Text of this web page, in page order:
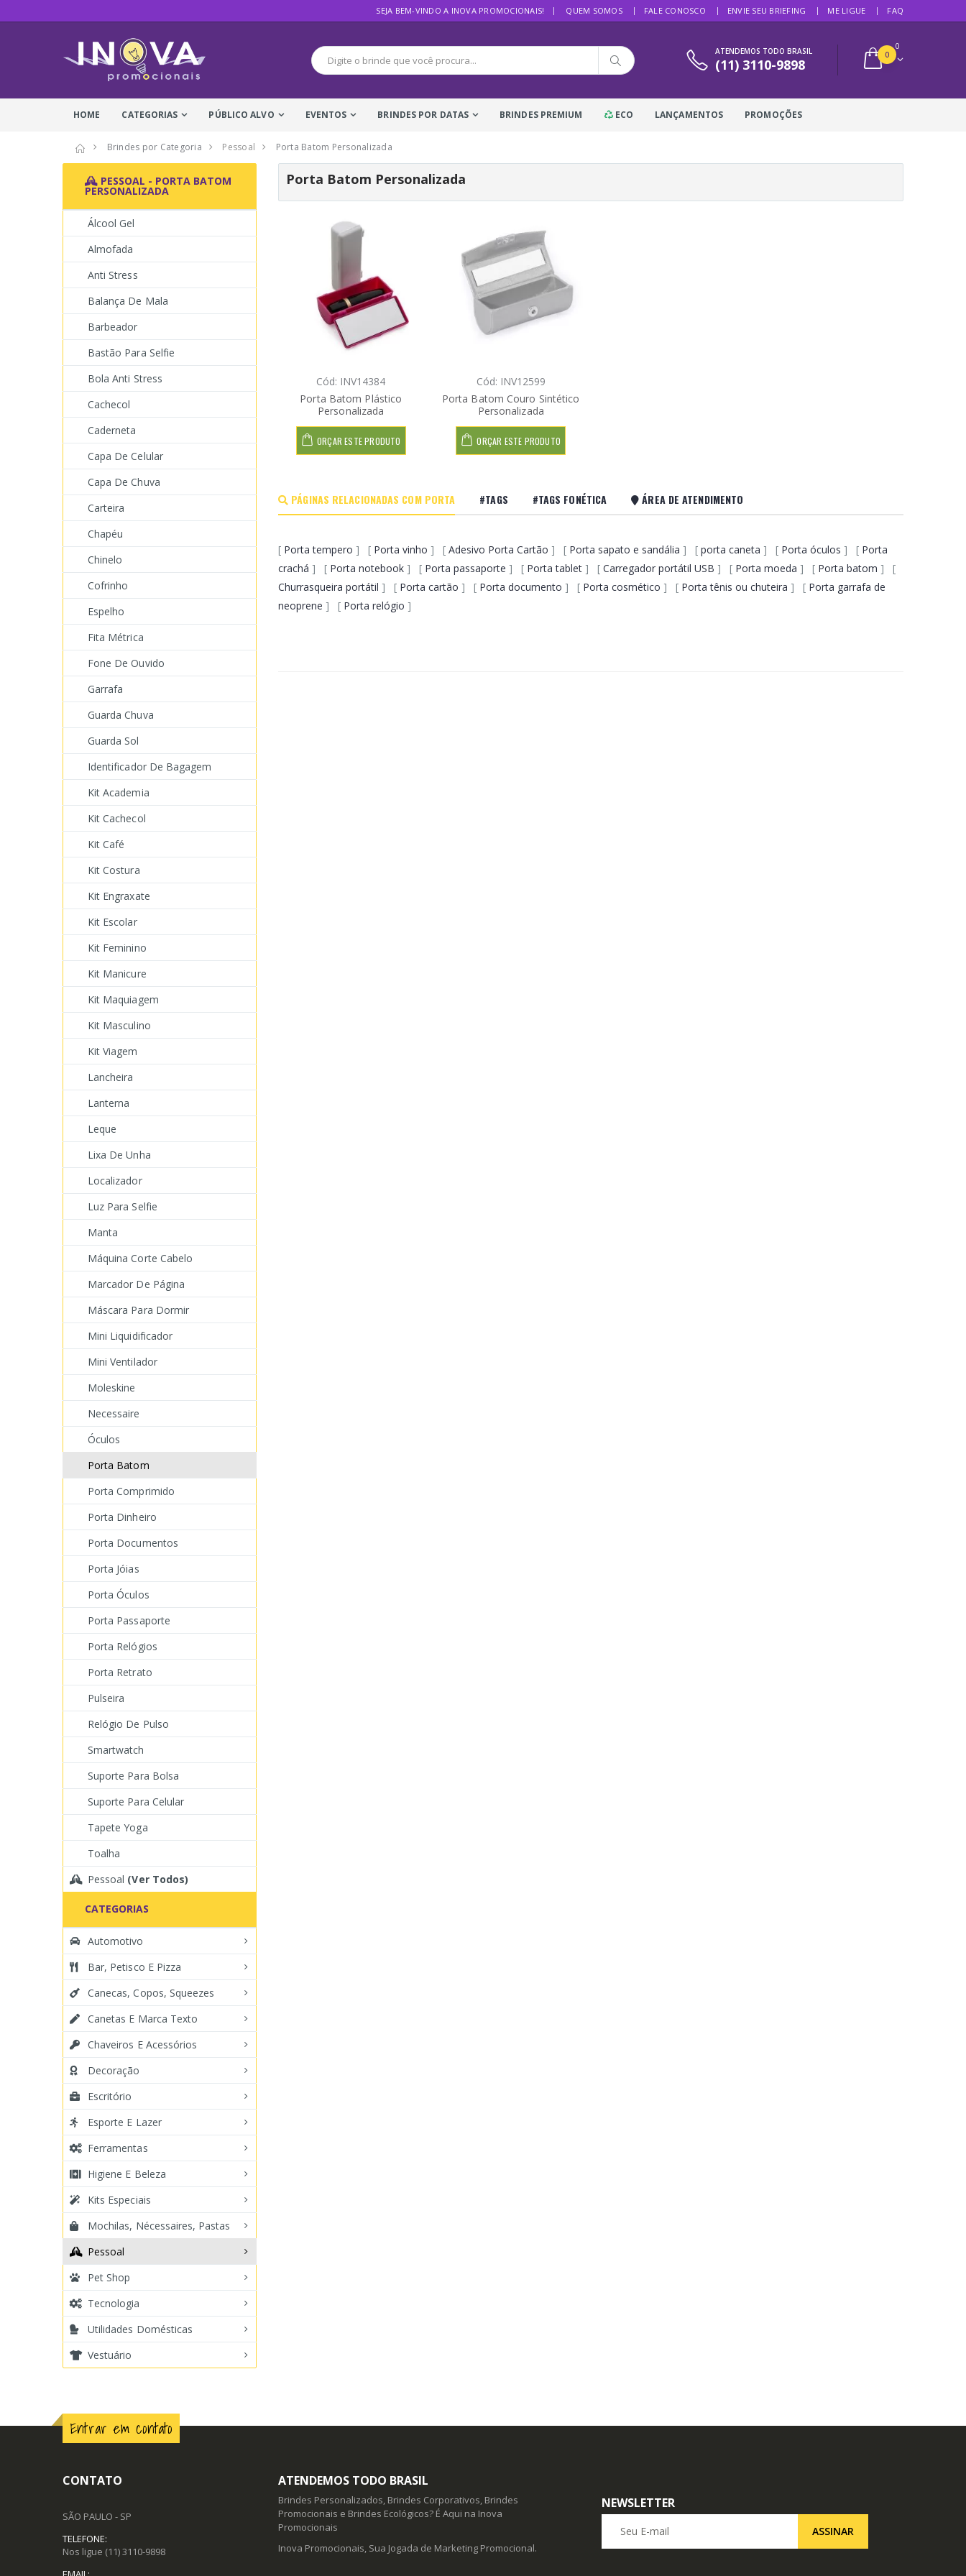
SEJA BEM-VINDO A INOVA PROMOCIONAIS! QUEM SOMOS FALE CONOSCO ENVIE SEU BRIEFING ME LIGUE FAQ
ATENDEMOS TODO BRASIL
(11) 3110-9898
0
0
HOME CATEGORIAS PÚBLICO ALVO EVENTOS BRINDES POR DATAS BRINDES PREMIUM ECO LANÇAMENTOS PROMOÇÕES
Brindes por Categoria Pessoal Porta Batom Personalizada
Porta Batom Personalizada
Cód: INV14384
Porta Batom Plástico
Personalizada
ORÇAR ESTE PRODUTO
Cód: INV12599
Porta Batom Couro Sintético
Personalizada
ORÇAR ESTE PRODUTO
PÁGINAS RELACIONADAS COM PORTA #TAGS #TAGS FONÉTICA ÁREA DE ATENDIMENTO
[ Porta tempero ] [ Porta vinho ] [ Adesivo Porta Cartão ] [ Porta sapato e sandália ] [ porta caneta ] [ Porta óculos ] [ Porta
crachá ] [ Porta notebook ] [ Porta passaporte ] [ Porta tablet ] [ Carregador portátil USB ] [ Porta moeda ] [ Porta batom ] [
Churrasqueira portátil ] [ Porta cartão ] [ Porta documento ] [ Porta cosmético ] [ Porta tênis ou chuteira ] [ Porta garrafa de
neoprene ] [ Porta relógio ]
PESSOAL - PORTA BATOM
PERSONALIZADA
Álcool Gel
Almofada
Anti Stress
Balança De Mala
Barbeador
Bastão Para Selfie
Bola Anti Stress
Cachecol
Caderneta
Capa De Celular
Capa De Chuva
Carteira
Chapéu
Chinelo
Cofrinho
Espelho
Fita Métrica
Fone De Ouvido
Garrafa
Guarda Chuva
Guarda Sol
Identificador De Bagagem
Kit Academia
Kit Cachecol
Kit Café
Kit Costura
Kit Engraxate
Kit Escolar
Kit Feminino
Kit Manicure
Kit Maquiagem
Kit Masculino
Kit Viagem
Lancheira
Lanterna
Leque
Lixa De Unha
Localizador
Luz Para Selfie
Manta
Máquina Corte Cabelo
Marcador De Página
Máscara Para Dormir
Mini Liquidificador
Mini Ventilador
Moleskine
Necessaire
Óculos
Porta Batom
Porta Comprimido
Porta Dinheiro
Porta Documentos
Porta Jóias
Porta Óculos
Porta Passaporte
Porta Relógios
Porta Retrato
Pulseira
Relógio De Pulso
Smartwatch
Suporte Para Bolsa
Suporte Para Celular
Tapete Yoga
Toalha
Pessoal (Ver Todos)
CATEGORIAS
Automotivo
Bar, Petisco E Pizza
Canecas, Copos, Squeezes
Canetas E Marca Texto
Chaveiros E Acessórios
Decoração
Escritório
Esporte E Lazer
Ferramentas
Higiene E Beleza
Kits Especiais
Mochilas, Nécessaires, Pastas
Pessoal
Pet Shop
Tecnologia
Utilidades Domésticas
Vestuário
Entrar em contato
CONTATO
SÃO PAULO - SP
TELEFONE:
Nos ligue (11) 3110-9898
ATENDEMOS TODO BRASIL
Brindes Personalizados, Brindes Corporativos, Brindes
Promocionais e Brindes Ecológicos? É Aqui na Inova
Promocionais
Inova Promocionais, Sua Jogada de Marketing Promocional.
NEWSLETTER
ASSINAR